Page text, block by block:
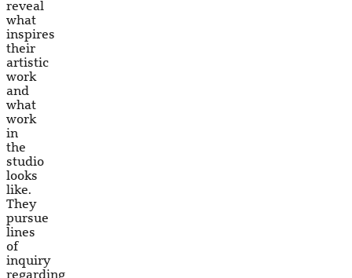
reveal
what
inspires
their
artistic
work
and
what
work
in
the
studio
looks
like.
They
pursue
lines
of
inquiry
regarding